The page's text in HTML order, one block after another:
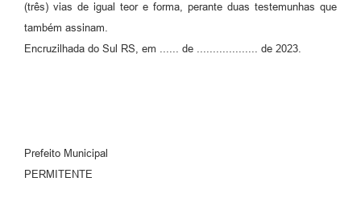
(três) vias de igual teor e forma, perante duas testemunhas que
também assinam.
Encruzilhada do Sul RS, em ...... de ................... de 2023.
Prefeito Municipal
PERMITENTE